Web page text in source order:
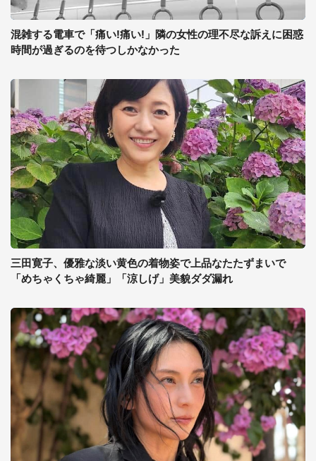
混雑する電車で「痛い!痛い!」隣の女性の理不尽な訴えに困惑
時間が過ぎるのを待つしかなかった
三田寛子、優雅な淡い黄色の着物姿で上品なたたずまいで
「めちゃくちゃ綺麗」「涼しげ」美貌ダダ漏れ